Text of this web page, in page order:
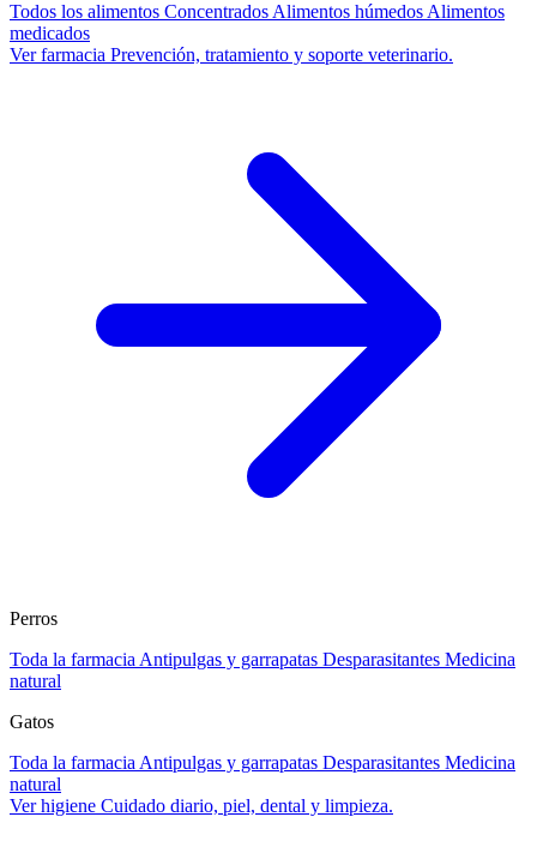
Todos los alimentos Concentrados Alimentos húmedos Alimentos
medicados
Ver farmacia Prevención, tratamiento y soporte veterinario.
Perros
Toda la farmacia Antipulgas y garrapatas Desparasitantes Medicina
natural
Gatos
Toda la farmacia Antipulgas y garrapatas Desparasitantes Medicina
natural
Ver higiene Cuidado diario, piel, dental y limpieza.